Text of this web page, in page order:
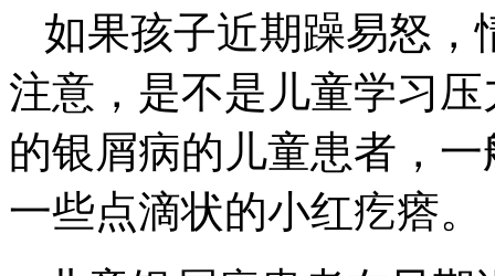
如果孩子近期躁易怒，
注意，是不是儿童学习
的银屑病的儿童患者，
一些点滴状的小红疙瘩。